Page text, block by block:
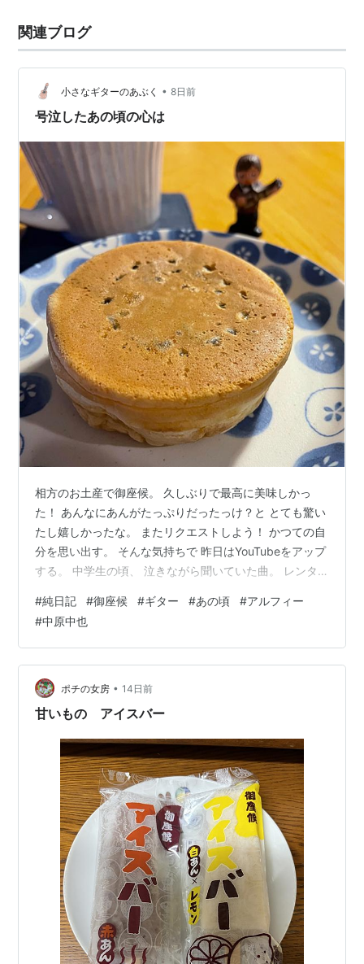
関連ブログ
小さなギターのあぶく • 8日前
号泣したあの頃の心は
相方のお土産で御座候。 久しぶりで最高に美味しかっ
た！ あんなにあんがたっぷりだったっけ？と とても驚い
たし嬉しかったな。 またリクエストしよう！ かつての自
分を思い出す。 そんな気持ちで 昨日はYouTubeをアップ
する。 中学生の頃、 泣きながら聞いていた曲。 レンタ
AREA」を観て 何度も号泣してた曲。 ギタレレで５３歳
の自分が奏でるこの曲を ４０年前の中学生の自分が聞い
たら、 どんな感想を持つだろう。 でも、、 号泣したあ
の頃の心は変わらず残ってる。 かつての自分に届いて響
くと信じられる。 そんなことも思わせてくれ…
#純日記 #御座候 #ギター #あの頃 #アルフィー
#中原中也
ポチの女房 • 14日前
甘いもの アイスバー